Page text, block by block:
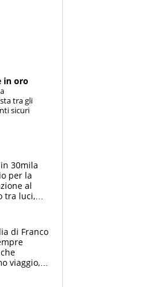
in oro
tra gli
sicuri
30mila
per la
al
tra luci,
di Franco
viaggio,